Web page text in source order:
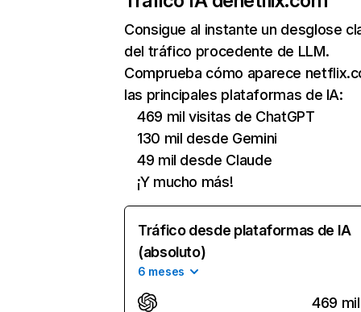
Consigue al instante un desglose
del tráfico procedente de LLM.
Comprueba cómo aparece
las principales plataformas de IA:
469 mil visitas de ChatGPT
130 mil desde Gemini
49 mil desde Claude
¡Y mucho más!
Tráfico desde plataformas de IA
(absoluto)
6 meses
469 mil